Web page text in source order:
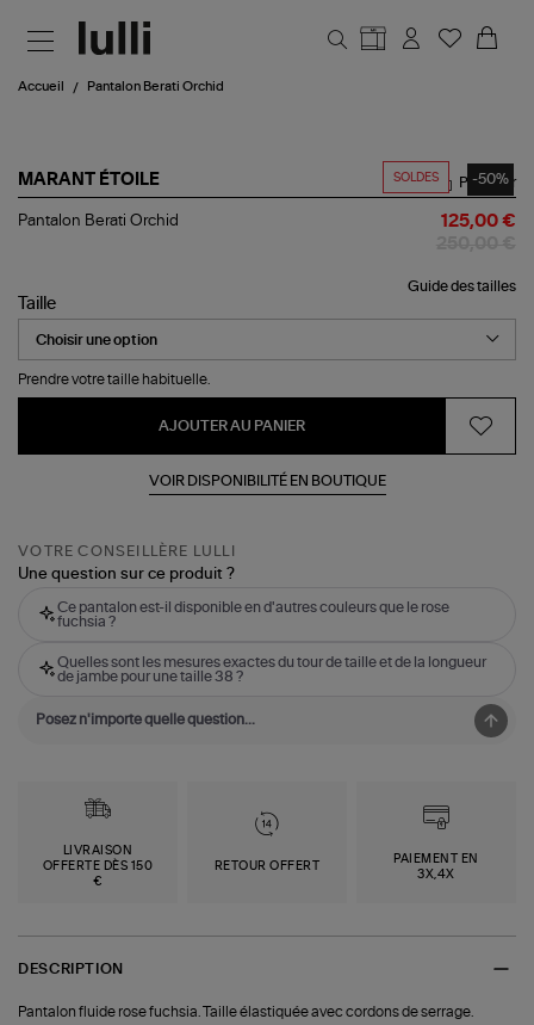
Accueil Pantalon Berati Orchid
SOLDES -50%
MARANT ÉTOILE
Pantalon
Partager
Pantalon Berati Orchid 125,00 €
Guide des tailles
Taille
Prendre votre taille habituelle.
AJOUTER AU PANIER
VOIR DISPONIBILITÉ EN BOUTIQUE
VOTRE CONSEILLÈRE LULLI
Une question sur ce produit ?
Ce pantalon est-il disponible en d'autres couleurs que le rose
fuchsia ?
Quelles sont les mesures exactes du tour de taille et de la longueur
de jambe pour une taille 38 ?
LIVRAISON
OFFERTE DÈS 150
€
RETOUR OFFERT
PAIEMENT EN
3X,4X
DESCRIPTION
Pantalon fluide rose fuchsia. Taille élastiquée avec cordons de serrage.